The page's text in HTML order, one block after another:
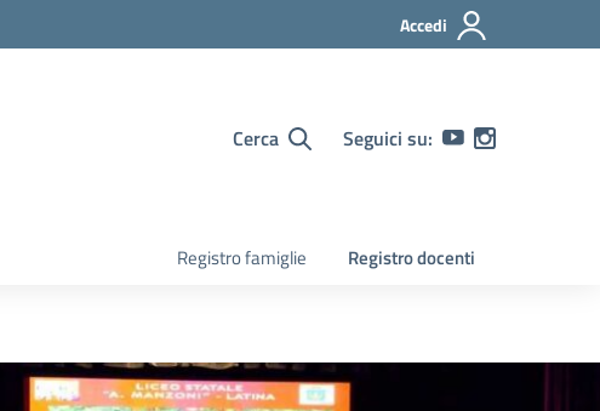
Accedi
Cerca Seguici su:
Registro famiglie Registro docenti